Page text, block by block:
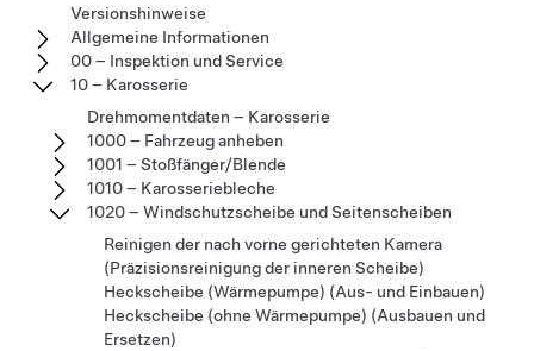
Versionshinweise
Allgemeine Informationen
00 – Inspektion und Service
10 – Karosserie
Drehmomentdaten – Karosserie
1000 – Fahrzeug anheben
1001 – Stoßfänger/Blende
1010 – Karosseriebleche
1020 – Windschutzscheibe und Seitenscheiben
Reinigen der nach vorne gerichteten Kamera
(Präzisionsreinigung der inneren Scheibe)
Heckscheibe (Wärmepumpe) (Aus- und Einbauen)
Heckscheibe (ohne Wärmepumpe) (Ausbauen und
Ersetzen)